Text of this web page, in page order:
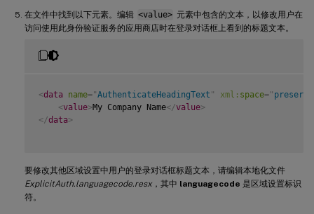
在文件中找到以下元素。编辑 <value> 元素中包含的文本，以修改用户在
访问使用此身份验证服务的应用商店时在登录对话框上看到的标题文本。
<data name="AuthenticateHeadingText " xml: space=" preserve
<value>My Company Name</value>
</data>
要修改其他区域设置中用户的登录对话框标题文本，请编辑本地化文件
ExplicitAuth.languagecode.resx ，其中 languagecode 是区域设置标识
符。